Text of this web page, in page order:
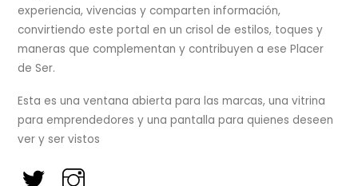
experiencia, vivencias y comparten información,
convirtiendo este portal en un crisol de estilos, toques y
maneras que complementan y contribuyen a ese Placer
de Ser.
Esta es una ventana abierta para las marcas, una vitrina
para emprendedores y una pantalla para quienes deseen
ver y ser vistos